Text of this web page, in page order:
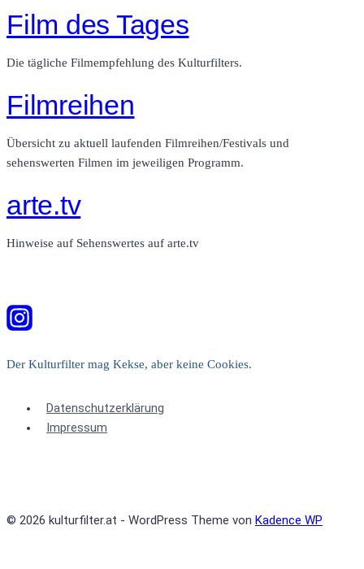
Film des Tages
Die tägliche Filmempfehlung des Kulturfilters.
Filmreihen
Übersicht zu aktuell laufenden Filmreihen/Festivals und
sehenswerten Filmen im jeweiligen Programm.
arte.tv
Hinweise auf Sehenswertes auf arte.tv
Der Kulturfilter mag Kekse, aber keine Cookies.
Datenschutzerklärung
Impressum
© 2026 kulturfilter.at - WordPress Theme von Kadence WP